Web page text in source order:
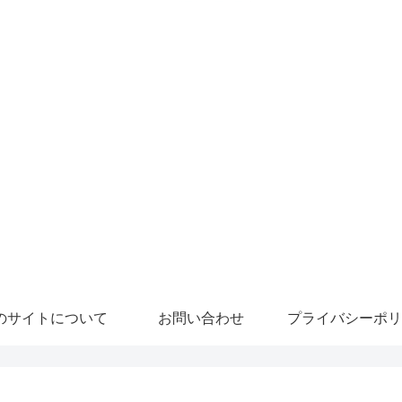
サイトについて お問い合わせ プライバシーポ